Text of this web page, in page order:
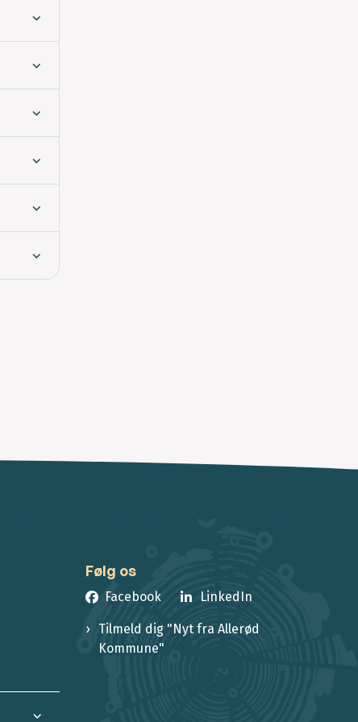
Følg os
Facebook LinkedIn
Tilmeld dig "Nyt fra Allerød
Kommune"